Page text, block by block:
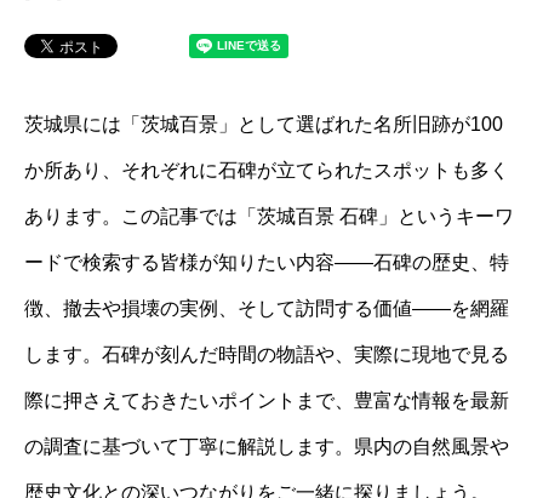
茨城県には「茨城百景」として選ばれた名所旧跡が100
か所あり、それぞれに石碑が立てられたスポットも多く
あります。この記事では「茨城百景 石碑」というキーワ
ードで検索する皆様が知りたい内容――石碑の歴史、特
徴、撤去や損壊の実例、そして訪問する価値――を網羅
します。石碑が刻んだ時間の物語や、実際に現地で見る
際に押さえておきたいポイントまで、豊富な情報を最新
の調査に基づいて丁寧に解説します。県内の自然風景や
歴史文化との深いつながりをご一緒に探りましょう。